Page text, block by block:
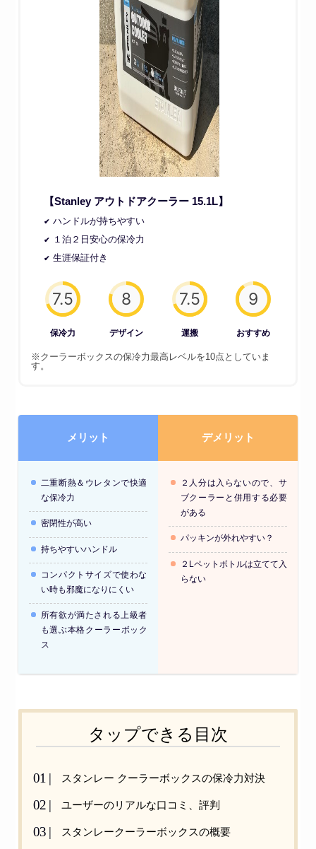
【Stanley アウトドアクーラー 15.1L】
ハンドルが持ちやすい
１泊２日安心の保冷力
生涯保証付き
7.5
保冷力
8
デザイン
7.5
運搬
9
おすすめ
※クーラーボックスの保冷力最高レベルを10点としていま
す。
メリット
二重断熱＆ウレタンで快適
な保冷力
密閉性が高い
持ちやすいハンドル
コンパクトサイズで使わな
い時も邪魔になりにくい
所有欲が満たされる上級者
も選ぶ本格クーラーボック
ス
デメリット
２人分は入らないので、サ
ブクーラーと併用する必要
がある
パッキンが外れやすい？
２Lペットボトルは立てて入
らない
タップできる目次
スタンレー クーラーボックスの保冷力対決
ユーザーのリアルな口コミ、評判
スタンレークーラーボックスの概要